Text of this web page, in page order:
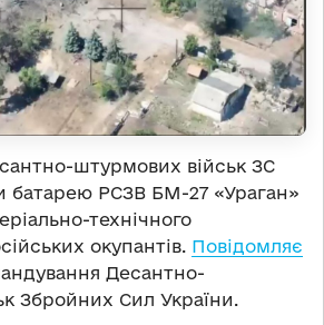
штурмових військ ЗС
батарею РСЗВ БМ-27 «Ураган»
технічного
окупантів. Повідомляє
Десантно-
Збройних Сил України.